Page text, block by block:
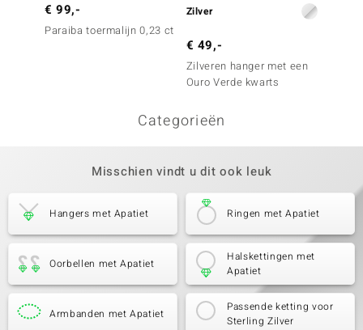
€ 99,-
Paraiba toermalijn 0,23 ct
Zilver
€ 49,-
Zilveren hanger met een
Ouro Verde kwarts
Categorieën
Misschien vindt u dit ook leuk
Hangers met Apatiet Ringen met Apatiet
Oorbellen met Apatiet
Halskettingen met
Apatiet
Armbanden met Apatiet
Passende ketting voor
Sterling Zilver